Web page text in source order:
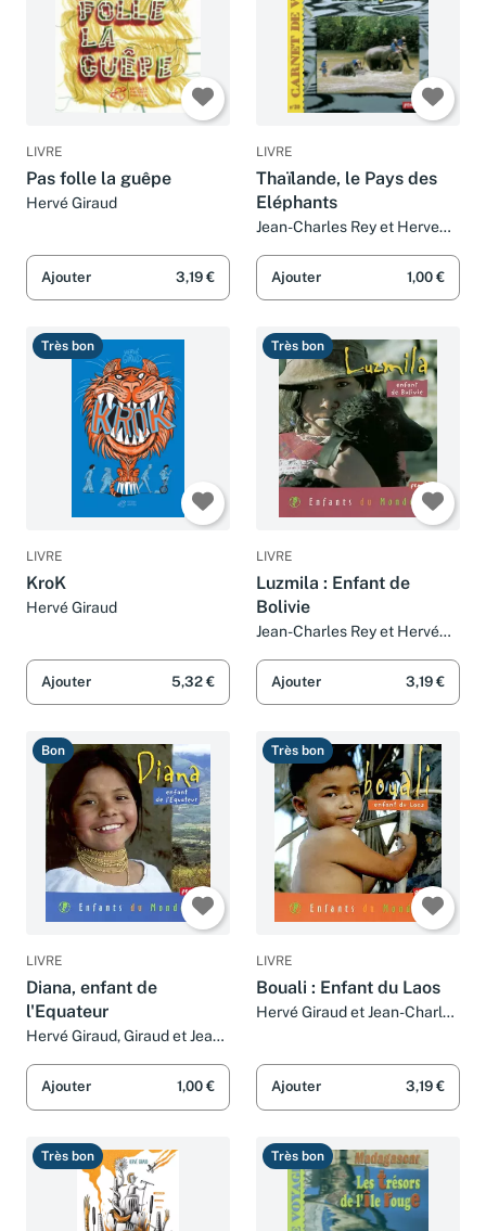
LIVRE
Pas folle la guêpe
Hervé Giraud
Ajouter 3,19 €
LIVRE
Thaïlande, le Pays des
Eléphants
Jean-Charles Rey et Herve
Ajouter 1,00 €
Très bon
LIVRE
KroK
Hervé Giraud
Ajouter 5,32 €
Très bon
LIVRE
Luzmila : Enfant de
Bolivie
Jean-Charles Rey et Hervé
Ajouter 3,19 €
Bon
LIVRE
Diana, enfant de
l'Equateur
Hervé Giraud, Giraud et Jean-
Ajouter 1,00 €
Très bon
LIVRE
Bouali : Enfant du Laos
Hervé Giraud et Jean-Charles
Ajouter 3,19 €
Très bon Très bon